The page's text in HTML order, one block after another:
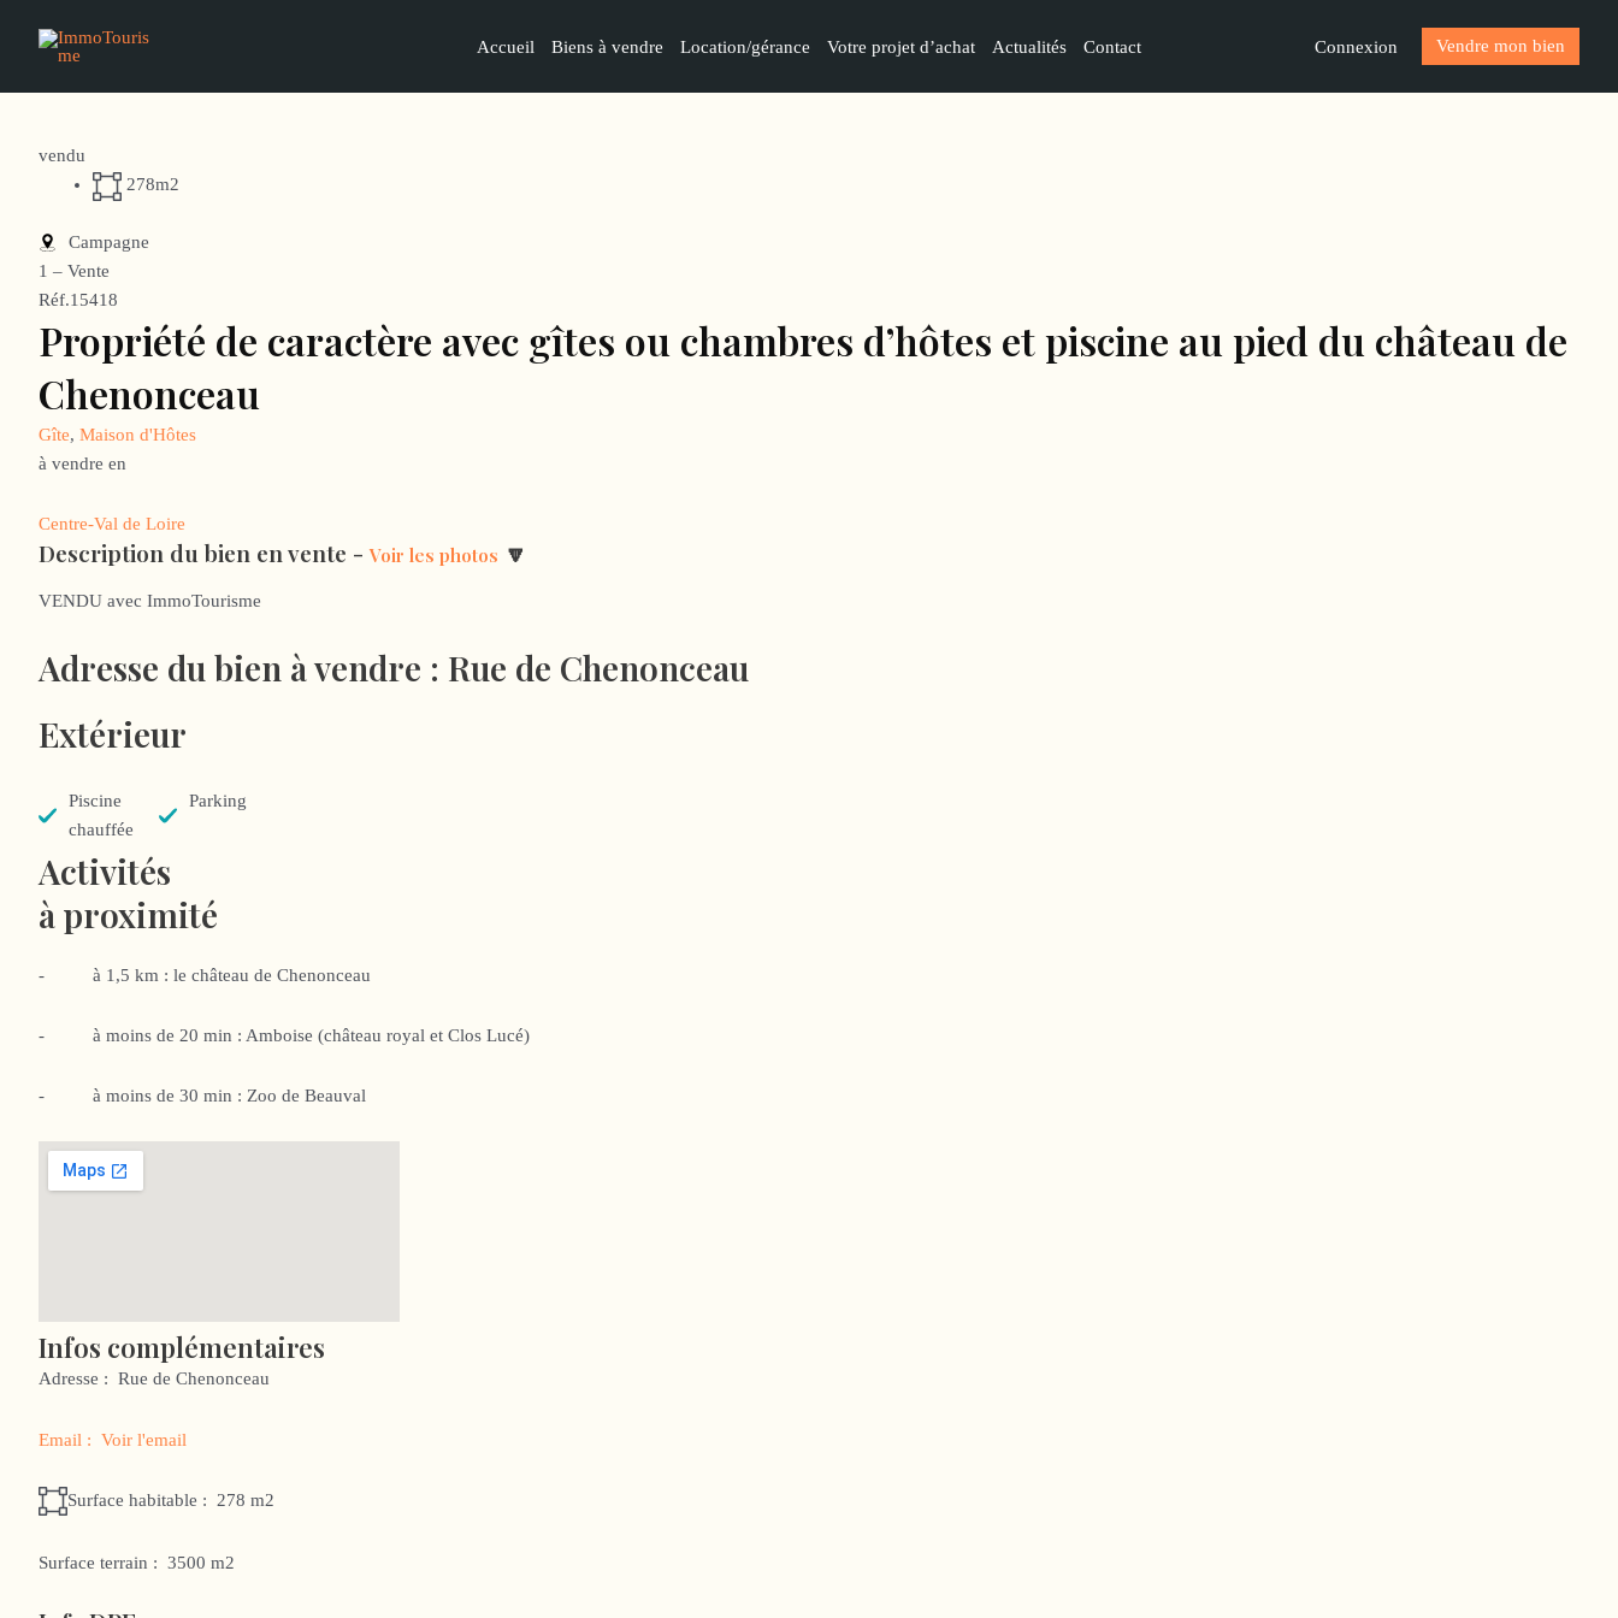
Accueil Biens à vendre Location/gérance Votre projet d’achat Actualités Contact Connexion Vendre mon bien
vendu
278m2
Campagne
1 – Vente
Réf.15418
Propriété de caractère avec gîtes ou chambres d’hôtes et piscine au pied du château de
Chenonceau
Gîte, Maison d'Hôtes
à vendre en
Centre-Val de Loire
Description du bien en vente -Voir les photos 🔽
VENDU avec ImmoTourisme
Adresse du bien à vendre : Rue de Chenonceau
Extérieur
Piscine
chauffée
Parking
Activités
à proximité
- à 1,5 km : le château de Chenonceau
- à moins de 20 min : Amboise (château royal et Clos Lucé)
- à moins de 30 min : Zoo de Beauval
Infos complémentaires
Adresse : Rue de Chenonceau
Email : Voir l'email
Surface habitable : 278 m2
Surface terrain : 3500 m2